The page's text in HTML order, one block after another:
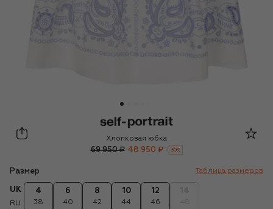
self-portrait
Хлопковая юбка
69 950 ₽ 48 950 ₽ -30%
Размер Таблица размеров
UK
RU
4
38
6
40
8
42
10
44
12
46